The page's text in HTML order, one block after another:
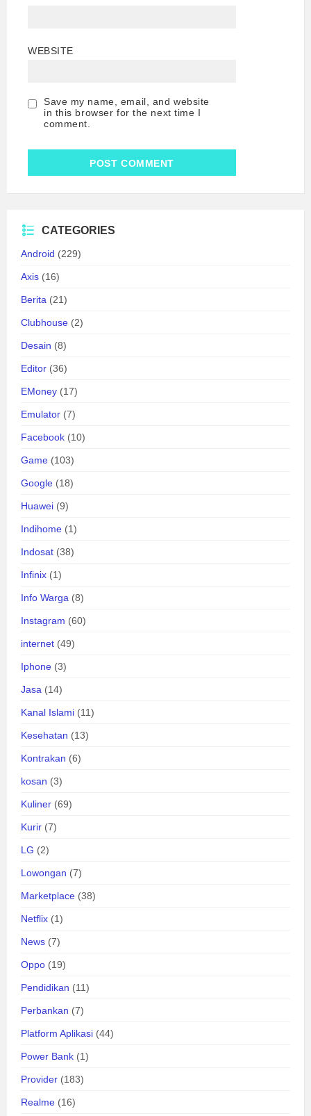
WEBSITE
Save my name, email, and website
in this browser for the next time I
comment.
CATEGORIES
Android (229)
Axis (16)
Berita (21)
Clubhouse (2)
Desain (8)
Editor (36)
EMoney (17)
Emulator (7)
Facebook (10)
Game (103)
Google (18)
Huawei (9)
Indihome (1)
Indosat (38)
Infinix (1)
Info Warga (8)
Instagram (60)
internet (49)
Iphone (3)
Jasa (14)
Kanal Islami (11)
Kesehatan (13)
Kontrakan (6)
kosan (3)
Kuliner (69)
Kurir (7)
LG (2)
Lowongan (7)
Marketplace (38)
Netflix (1)
News (7)
Oppo (19)
Pendidikan (11)
Perbankan (7)
Platform Aplikasi (44)
Power Bank (1)
Provider (183)
Realme (16)